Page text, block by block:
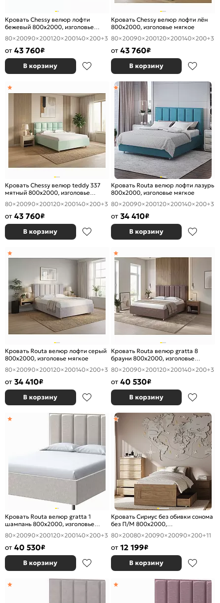
Кровать Chessy велюр лофти
бежевый 800x2000, изголовье
мягкое
80×20090×200120×200140×200+3
от 43 760₽
В корзину
Кровать Chessy велюр лофти лён
800x2000, изголовье мягкое
80×20090×200120×200140×200+3
от 43 760₽
В корзину
Кровать Chessy велюр teddy 337
мятный 800x2000, изголовье
мягкое
80×20090×200120×200140×200+3
от 43 760₽
В корзину
Кровать Routa велюр лофти лазурь
800x2000, изголовье мягкое
80×20090×200120×200140×200+3
от 34 410₽
В корзину
Кровать Routa велюр лофти серый
800x2000, изголовье мягкое
80×20090×200120×200140×200+3
от 34 410₽
В корзину
Кровать Routa велюр gratta 8
брауни 800x2000, изголовье
мягкое
80×20090×200120×200140×200+3
от 40 530₽
В корзину
Кровать Routa велюр gratta 1
шампань 800x2000, изголовье
мягкое
80×20090×200120×200140×200+3
от 40 530₽
В корзину
Кровать Сириус без обивки сонома
без П/М 800x2000,
ортопедическое основание,
изголовье жесткое
80×20080×20090×20090×200+11
от 12 199₽
В корзину